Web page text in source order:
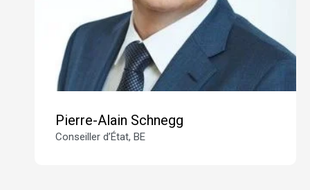
Pierre-Alain Schnegg
Conseiller d’État, BE